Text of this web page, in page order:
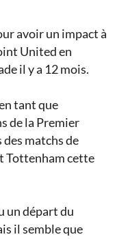
avoir un impact à
United en
il y a 12 mois.
tant que
de la Premier
des matchs de
Tottenham cette
un départ du
il semble que